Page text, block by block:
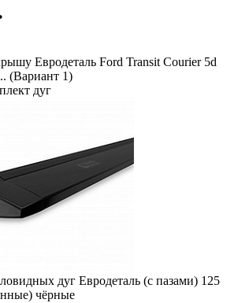
Евродеталь Ford Transit Courier 5d
(Вариант 1)
дуг
дуг Евродеталь (с пазами) 125
чёрные